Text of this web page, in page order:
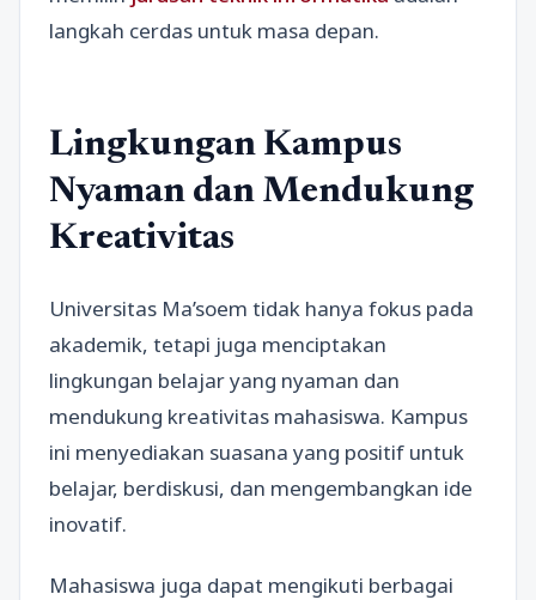
langkah cerdas untuk masa depan.
Lingkungan Kampus
Nyaman dan Mendukung
Kreativitas
Universitas Ma’soem tidak hanya fokus pada
akademik, tetapi juga menciptakan
lingkungan belajar yang nyaman dan
mendukung kreativitas mahasiswa. Kampus
ini menyediakan suasana yang positif untuk
belajar, berdiskusi, dan mengembangkan ide
inovatif.
Mahasiswa juga dapat mengikuti berbagai